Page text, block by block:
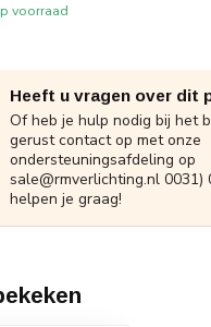
voorraad
Heeft u vragen over dit
Of heb je hulp nodig bij het
gerust contact op met onze
ondersteuningsafdeling op
sale@rmverlichting.nl 0031)
helpen je graag!